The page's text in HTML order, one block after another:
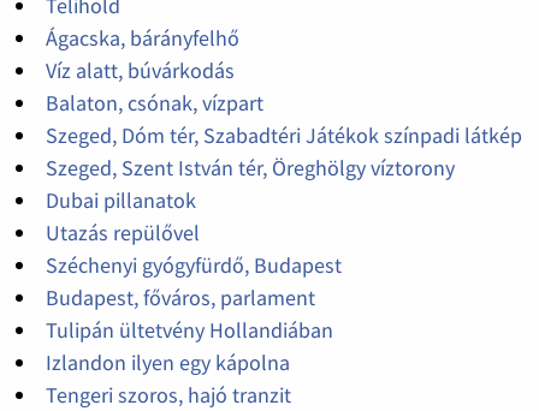
Ágacska, bárányfelhő
Víz alatt, búvárkodás
Balaton, csónak, vízpart
Szeged, Dóm tér, Szabadtéri Játékok színpadi látkép
Szeged, Szent István tér, Öreghölgy víztorony
Dubai pillanatok
Utazás repülővel
Széchenyi gyógyfürdő, Budapest
Budapest, főváros, parlament
Tulipán ültetvény Hollandiában
Izlandon ilyen egy kápolna
Tengeri szoros, hajó tranzit